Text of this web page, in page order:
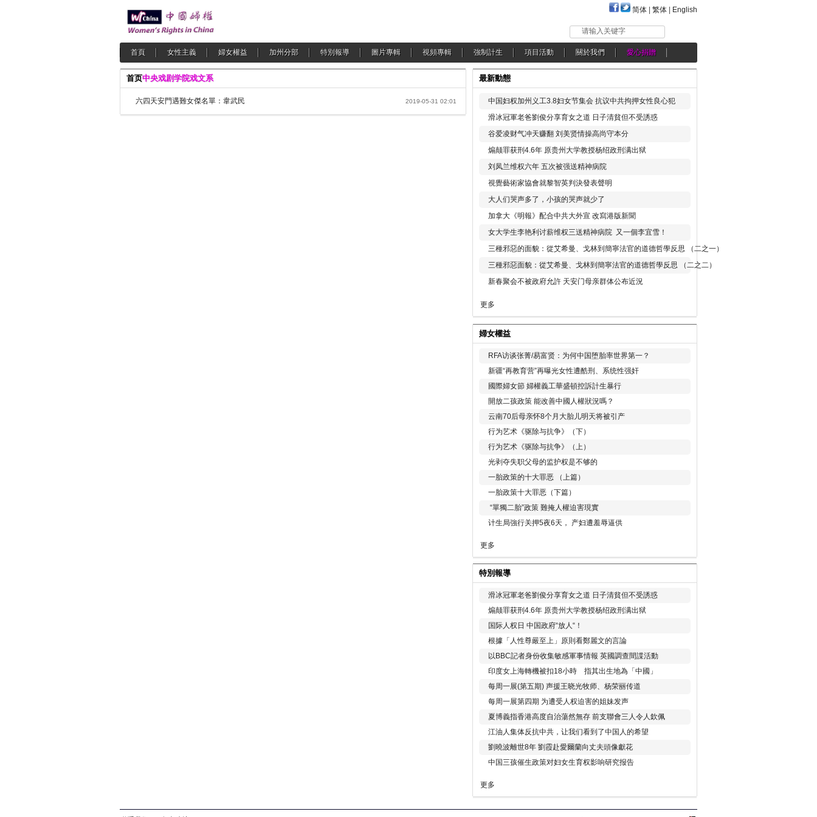
简体 繁体 English
请输入关键字
首頁 女性主義 婦女權益 加州分部 特別報導 圖片專輯 視頻專輯 強制計生 項目活動 關於我們 愛心捐贈
首页中央戏剧学院戏文系
六四天安門遇難女傑名單：韋武民 2019-05-31 02:01
最新動態
中国妇权加州义工3.8妇女节集会 抗议中共拘押女性良心犯
滑冰冠軍老爸劉俊分享育女之道 日子清貧但不受誘惑
谷爱凌财气冲天赚翻 刘美贤情操高尚守本分
煽颠罪获刑4.6年 原贵州大学教授杨绍政刑满出狱
刘凤兰维权六年 五次被强送精神病院
視覺藝術家協會就黎智英判決發表聲明
大人们哭声多了，小孩的哭声就少了
加拿大《明報》配合中共大外宣 改寫港版新聞
女大学生李艳利讨薪维权三送精神病院 又一個李宜雪！
三種邪惡的面貌：從艾希曼、戈林到簡寧法官的道德哲學反思 （二之一）
三種邪惡面貌：從艾希曼、戈林到簡寧法官的道德哲學反思 （二之二）
新春聚会不被政府允許 天安门母亲群体公布近況
更多
婦女權益
RFA访谈张菁/易富贤：为何中国堕胎率世界第一？
新疆“再教育营”再曝光女性遭酷刑、系统性强奸
國際婦女節 婦權義工華盛頓控訴計生暴行
開放二孩政策 能改善中國人權狀況嗎？
云南70后母亲怀8个月大胎儿明天将被引产
行为艺术《驱除与抗争》（下）
行为艺术《驱除与抗争》（上）
光剥夺失职父母的监护权是不够的
一胎政策的十大罪恶 （上篇）
一胎政策十大罪恶（下篇）
“單獨二胎”政策 難掩人權迫害現實
计生局強行关押5夜6天， 产妇遭羞辱逼供
更多
特別報導
滑冰冠軍老爸劉俊分享育女之道 日子清貧但不受誘惑
煽颠罪获刑4.6年 原贵州大学教授杨绍政刑满出狱
国际人权日 中国政府“放人“！
根據「人性尊嚴至上」原則看鄭麗文的言論
以BBC記者身份收集敏感軍事情報 英國調查間諜活動
印度女上海轉機被扣18小時 指其出生地為「中國」
每周一展(第五期) 声援王晓光牧师、杨荣丽传道
每周一展第四期 为遭受人权迫害的姐妹发声
夏博義指香港高度自治蕩然無存 前支聯會三人令人欽佩
江油人集体反抗中共，让我们看到了中国人的希望
劉曉波離世8年 劉霞赴愛爾蘭向丈夫頭像獻花
中国三孩催生政策对妇女生育权影响研究报告
更多